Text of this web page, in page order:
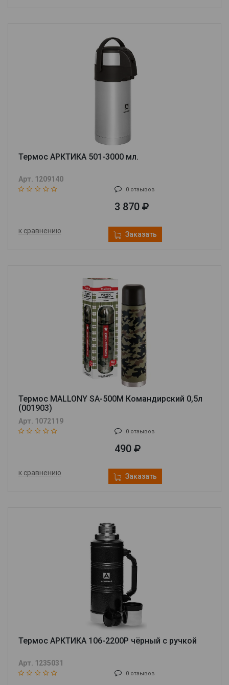
Термос АРКТИКА 501-3000 мл.
Арт. 1209140
0 отзывов
3 870
к сравнению Заказать
Термос MALLONY SA-500M Командирский 0,5л
(001903)
Арт. 1072119
0 отзывов
490
к сравнению Заказать
Термос АРКТИКА 106-2200P чёрный с ручкой
Арт. 1235031
0 отзывов